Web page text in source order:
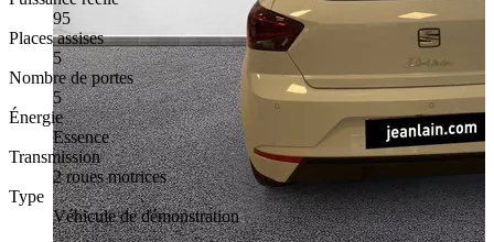
95
Places assises
5
Nombre de portes
5
Énergie
Essence
Transmission
2 roues motrices
Type
Véhicule de démonstration